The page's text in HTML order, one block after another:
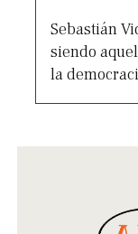
Sebastián
siendo
la